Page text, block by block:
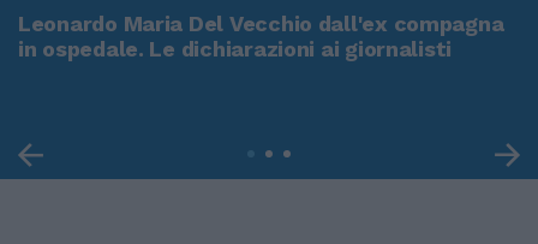
Leonardo Maria Del Vecchio dall'ex compagna
in ospedale. Le dichiarazioni ai giornalisti